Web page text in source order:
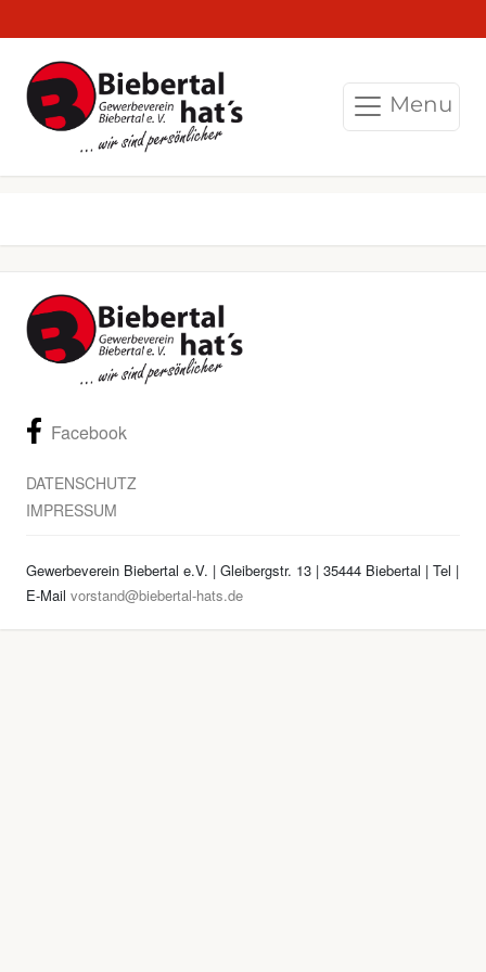
Menu
Facebook
DATENSCHUTZ
IMPRESSUM
Gewerbeverein Biebertal e.V. | Gleibergstr. 13 | 35444 Biebertal | Tel |
E-Mail vorstand@biebertal-hats.de